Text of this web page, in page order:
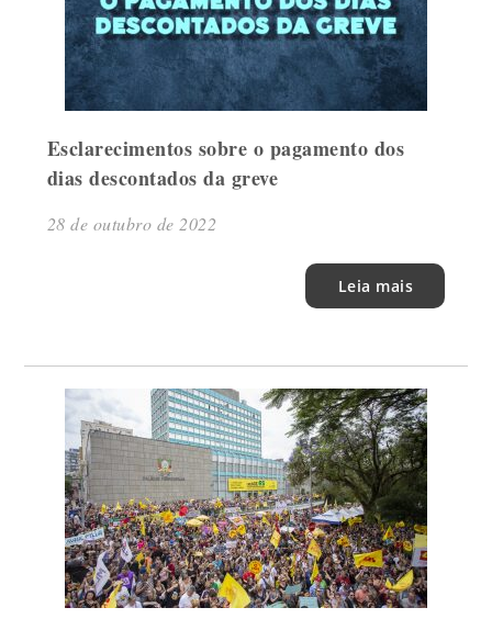
Esclarecimentos sobre o pagamento dos
dias descontados da greve
28 de outubro de 2022
Leia mais